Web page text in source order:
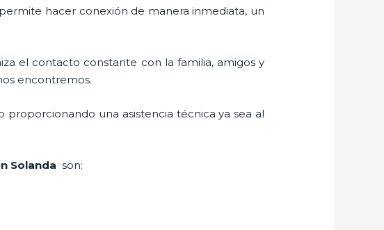
hacer conexión de manera inmediata, un
el contacto constante con la familia, amigos y
encontremos.
proporcionando una asistencia técnica ya sea al
Solandason: